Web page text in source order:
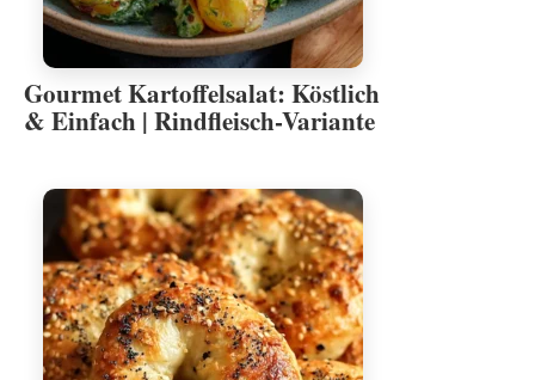
Gourmet Kartoffelsalat: Köstlich
& Einfach | Rindfleisch-Variante